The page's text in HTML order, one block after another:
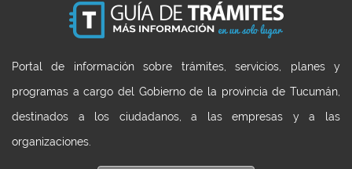
Portal de información sobre trámites, servicios, planes y
programas a cargo del Gobierno de la provincia de Tucumán,
destinados a los ciudadanos, a las empresas y a las
organizaciones.